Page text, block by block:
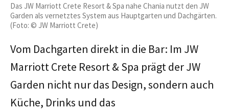
Das JW Marriott Crete Resort & Spa nahe Chania nutzt den JW
Garden als vernetztes System aus Hauptgarten und Dachgärten.
(Foto: © JW Marriott Crete)
Vom Dachgarten direkt in die Bar: Im JW
Marriott Crete Resort & Spa prägt der JW
Garden nicht nur das Design, sondern auch
Küche, Drinks und das